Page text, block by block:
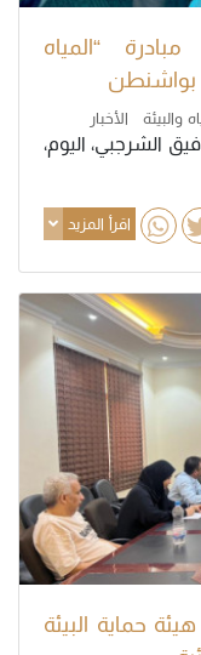
“المياه
بواشنطن
والبيئة الأخبار
الشرجبي، اليوم،
اقرأ المزيد
حماية البيئة